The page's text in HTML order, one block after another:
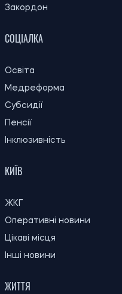
Влада
Освіта
Медреформа
Інклюзивність
Оперативні новини